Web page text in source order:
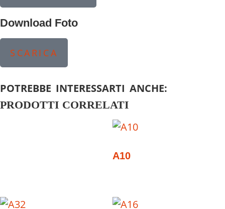
Download Foto
SCARICA
POTREBBE INTERESSARTI ANCHE:
PRODOTTI CORRELATI
A10